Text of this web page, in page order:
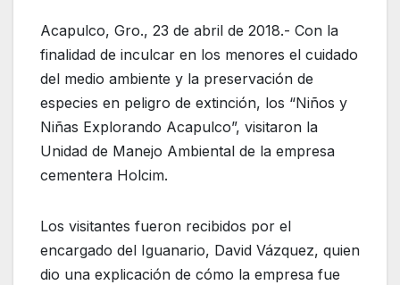
Acapulco, Gro., 23 de abril de 2018.- Con la
finalidad de inculcar en los menores el cuidado
del medio ambiente y la preservación de
especies en peligro de extinción, los “Niños y
Niñas Explorando Acapulco”, visitaron la
Unidad de Manejo Ambiental de la empresa
cementera Holcim.
Los visitantes fueron recibidos por el
encargado del Iguanario, David Vázquez, quien
dio una explicación de cómo la empresa fue